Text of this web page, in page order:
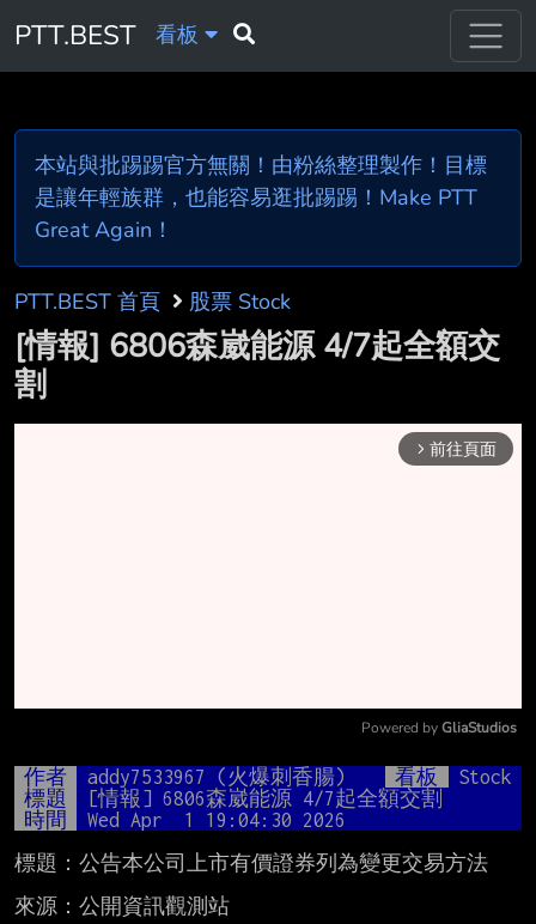
PTT.BEST 看板
本站與批踢踢官方無關！由粉絲整理製作！目標
是讓年輕族群，也能容易逛批踢踢！Make PTT
Great Again！
PTT.BEST 首頁 股票 Stock
[情報] 6806森崴能源 4/7起全額交
割
arrow_forward_ios 前往頁面
Mute
Powered by GliaStudios
作者 addy7533967 (火爆刺香腸) 看板
Stock
標題
[情報] 6806森崴能源 4/7起全額交割
時間
Wed Apr  1 19:04:30 2026
標題：公告本公司上市有價證券列為變更交易方法
來源：公開資訊觀測站